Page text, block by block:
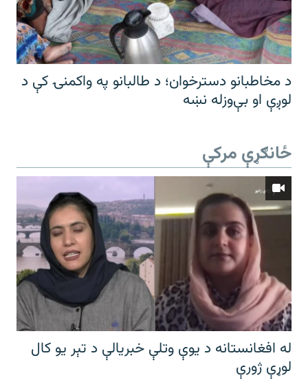
د مخاطبانو دسترخوان؛ د طالبانو په واکمنۍ کې د
لوږې او بې‌وزله نښه
ځانګړې مرکې
له افغانستانه د یوې وتلې خبریالې د تېر يو کال
لوړې ژورې